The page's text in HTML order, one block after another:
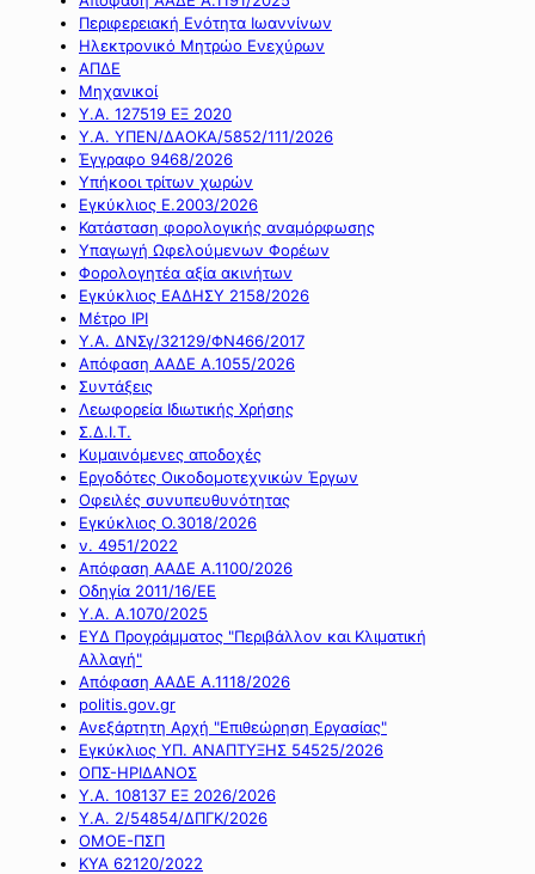
Περιφερειακή Ενότητα Ιωαννίνων
Ηλεκτρονικό Μητρώο Ενεχύρων
ΑΠΔΕ
Μηχανικοί
Υ.Α. 127519 ΕΞ 2020
Υ.Α. ΥΠΕΝ/ΔΑΟΚΑ/5852/111/2026
Έγγραφο 9468/2026
Υπήκοοι τρίτων χωρών
Εγκύκλιος Ε.2003/2026
Κατάσταση φορολογικής αναμόρφωσης
Υπαγωγή Ωφελούμενων Φορέων
Φορολογητέα αξία ακινήτων
Εγκύκλιος ΕΑΔΗΣΥ 2158/2026
Μέτρο IPI
Υ.Α. ΔΝΣγ/32129/ΦΝ466/2017
Απόφαση ΑΑΔΕ Α.1055/2026
Συντάξεις
Λεωφορεία Ιδιωτικής Χρήσης
Σ.Δ.Ι.Τ.
Κυμαινόμενες αποδοχές
Εργοδότες Οικοδομοτεχνικών Έργων
Οφειλές συνυπευθυνότητας
Εγκύκλιος Ο.3018/2026
ν. 4951/2022
Απόφαση ΑΑΔΕ Α.1100/2026
Οδηγία 2011/16/ΕΕ
Υ.Α. Α.1070/2025
ΕΥΔ Προγράμματος "Περιβάλλον και Κλιματική
Αλλαγή"
Απόφαση ΑΑΔΕ Α.1118/2026
politis.gov.gr
Ανεξάρτητη Αρχή "Επιθεώρηση Εργασίας"
Εγκύκλιος ΥΠ. ΑΝΑΠΤΥΞΗΣ 54525/2026
ΟΠΣ-ΗΡΙΔΑΝΟΣ
Υ.Α. 108137 ΕΞ 2026/2026
Υ.Α. 2/54854/ΔΠΓΚ/2026
ΟΜΟΕ-ΠΣΠ
ΚΥΑ 62120/2022